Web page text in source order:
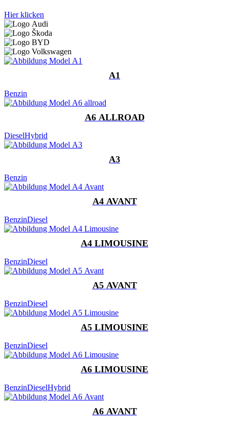
Hier klicken
A1
Benzin
A6 ALLROAD
DieselHybrid
A3
Benzin
A4 AVANT
BenzinDiesel
A4 LIMOUSINE
BenzinDiesel
A5 AVANT
BenzinDiesel
A5 LIMOUSINE
BenzinDiesel
A6 LIMOUSINE
BenzinDieselHybrid
A6 AVANT